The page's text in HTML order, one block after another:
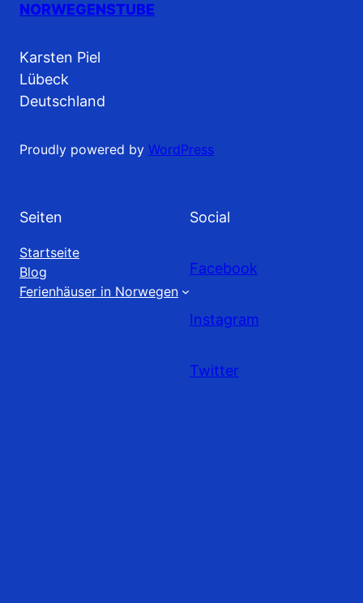
NORWEGENSTUBE
Karsten Piel
Lübeck
Deutschland
Proudly powered by WordPress
Seiten
Startseite
Blog
Ferienhäuser in Norwegen
Social
Facebook
Instagram
Twitter